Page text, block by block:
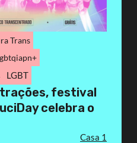
Trans
LGBT
festival
celebra o
Casa 1